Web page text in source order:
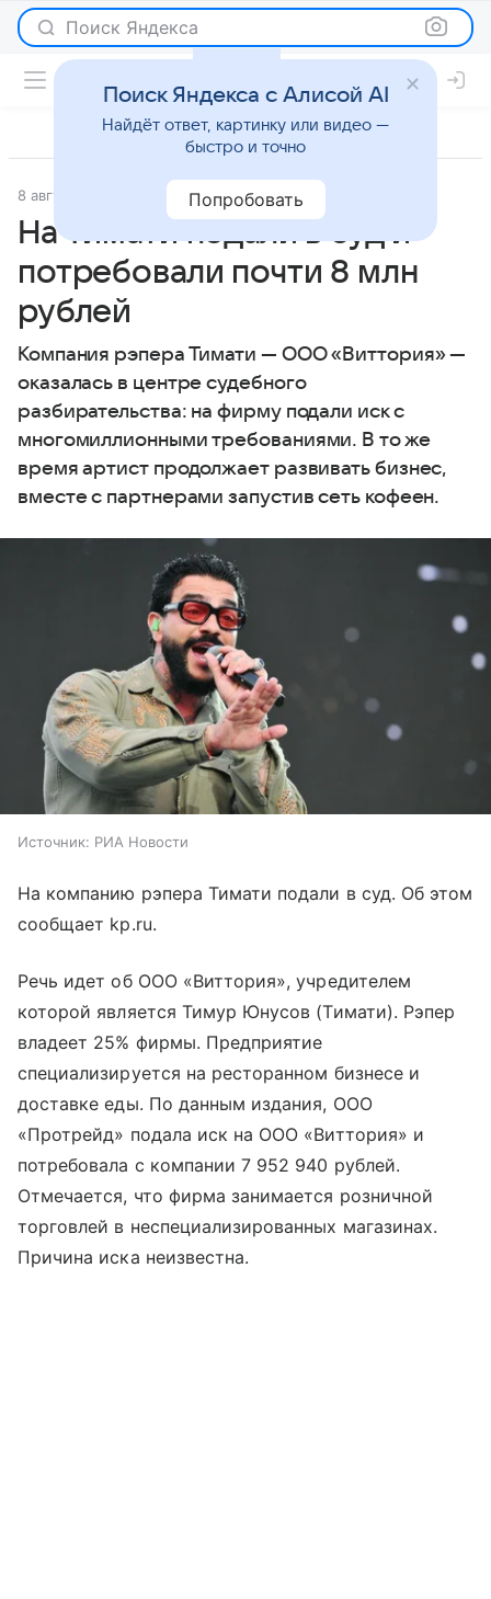
Поиск Яндекса
8 августа 2025 Газета.Ру Светская жизнь
На Тимати подали в суд и
потребовали почти 8 млн
рублей
Компания рэпера Тимати — ООО «Виттория» —
оказалась в центре судебного
разбирательства: на фирму подали иск с
многомиллионными требованиями. В то же
время артист продолжает развивать бизнес,
вместе с партнерами запустив сеть кофеен.
Источник: РИА Новости
На компанию рэпера Тимати подали в суд. Об этом
сообщает kp.ru.
Речь идет об ООО «Виттория», учредителем
которой является Тимур Юнусов (Тимати). Рэпер
владеет 25% фирмы. Предприятие
специализируется на ресторанном бизнесе и
доставке еды. По данным издания, ООО
«Протрейд» подала иск на ООО «Виттория» и
потребовала с компании 7 952 940 рублей.
Отмечается, что фирма занимается розничной
торговлей в неспециализированных магазинах.
Причина иска неизвестна.
Поиск Яндекса с Алисой AI
Найдёт ответ, картинку или видео —
быстро и точно
Попробовать